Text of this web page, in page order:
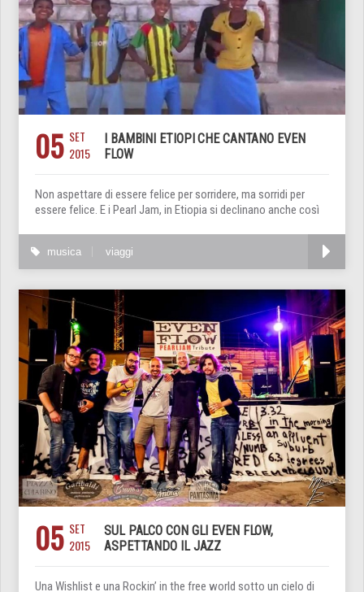
05 SET
2015
I BAMBINI ETIOPI CHE CANTANO EVEN
FLOW
Non aspettare di essere felice per sorridere, ma sorridi per
essere felice. E i Pearl Jam, in Etiopia si declinano anche così
musica viaggi
05 SET
2015
SUL PALCO CON GLI EVEN FLOW,
ASPETTANDO IL JAZZ
Una Wishlist e una Rockin’ in the free world sotto un cielo di